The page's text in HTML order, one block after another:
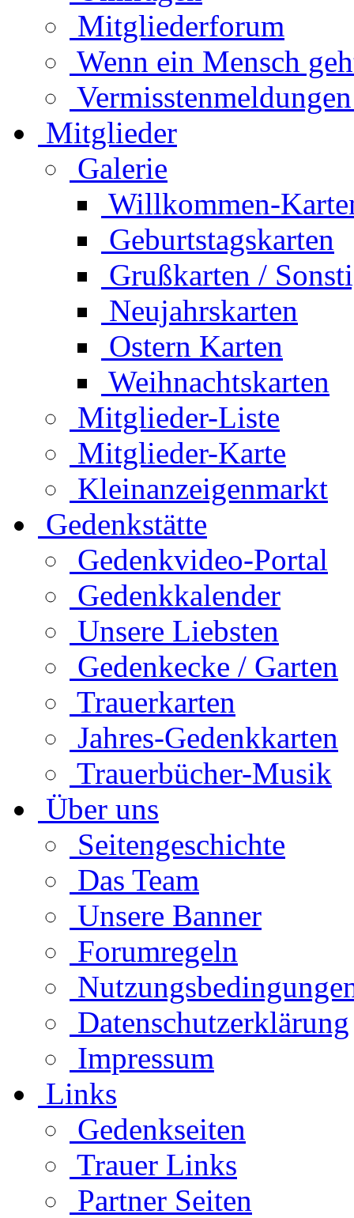
Mitgliederforum
Wenn ein Mensch
Mitglieder
Galerie
Willkommen-
Geburtstagskarten
Grußkarten /
Neujahrskarten
Ostern Karten
Weihnachtskarten
Mitglieder-Liste
Mitglieder-Karte
Kleinanzeigenmarkt
Gedenkstätte
Gedenkvideo-Portal
Gedenkkalender
Unsere Liebsten
Gedenkecke / Garten
Trauerkarten
Jahres-Gedenkkarten
Trauerbücher-Musik
Über uns
Seitengeschichte
Das Team
Unsere Banner
Forumregeln
Datenschutzerklärung
Impressum
Links
Gedenkseiten
Trauer Links
Partner Seiten